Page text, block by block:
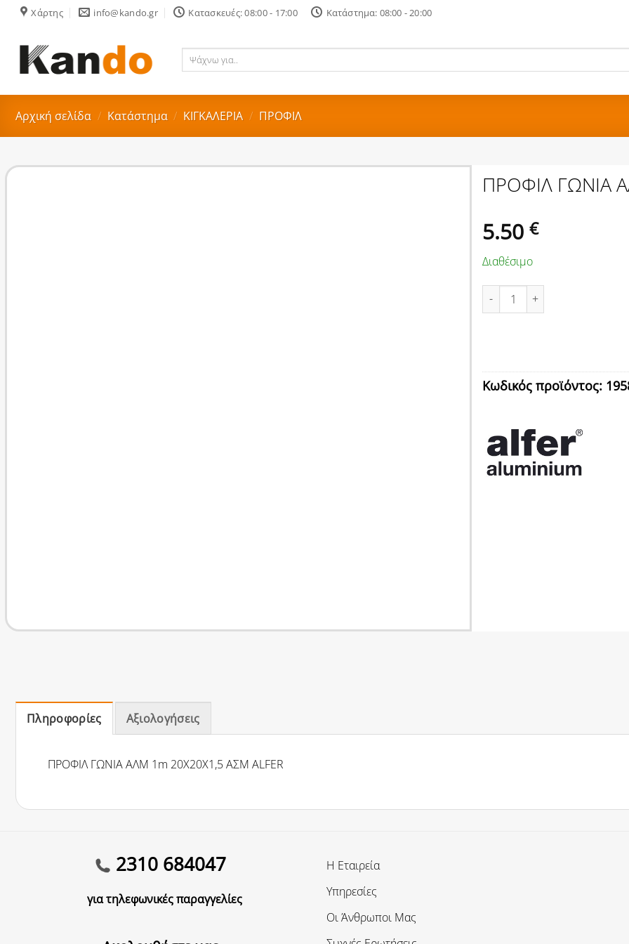
Skip
content
Χάρτης info@kando.gr Κατασκευές: 08:00 - 17:00 Κατάστημα: 08:00 - 20:00
Ψάχνω
Αρχική σελίδα / Κατάστημα / ΚΙΓΚΑΛΕΡΙΑ / ΠΡΟΦΙΛ
ΠΡΟΦΙΛ ΓΩΝΙΑ
5.50 €
Διαθέσιμο
ΠΡΟΦΙΛ ΓΩΝΙΑ ΑΛΜ 1m
Κωδικός προϊόντος:
Πληροφορίες Αξιολογήσεις
ΠΡΟΦΙΛ ΓΩΝΙΑ ΑΛΜ 1m 20Χ20Χ1,5 ΑΣΜ ALFER
2310 684047
για τηλεφωνικές παραγγελίες
Η Εταιρεία
Υπηρεσίες
Οι Άνθρωποι Μας